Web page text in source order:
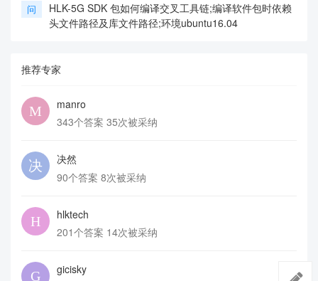
问
HLK-5G SDK 包如何编译交叉工具链;编译软件包时依赖
头文件路径及库文件路径;环境ubuntu16.04
推荐专家
manro
343个答案 35次被采纳
决然
90个答案 8次被采纳
hlktech
201个答案 14次被采纳
gicisky